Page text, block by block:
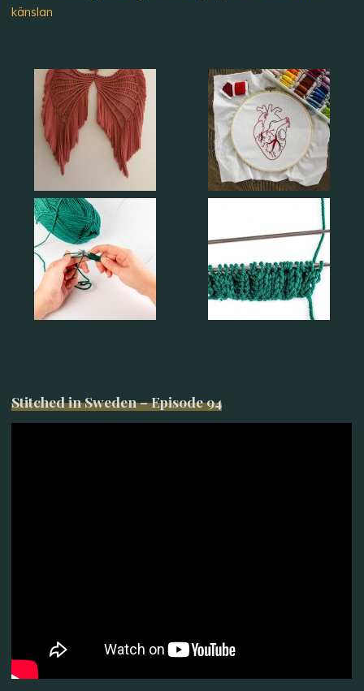
känslan
Stitched in Sweden – Episode 94